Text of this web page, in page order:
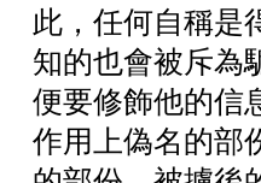
此，任何自稱是
知的也會被斥為
便要修飾他的信
作用上偽名的部